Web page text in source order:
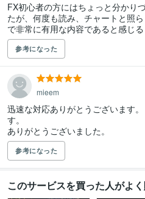
FX初心者の方にはちょっと分かり
たが、何度も読み、チャートと照
で非常に有用な内容であると感じる
参考になった
mieem
迅速な対応ありがとうございます
す。
ありがとうございました。
参考になった
このサービスを買った人がよ